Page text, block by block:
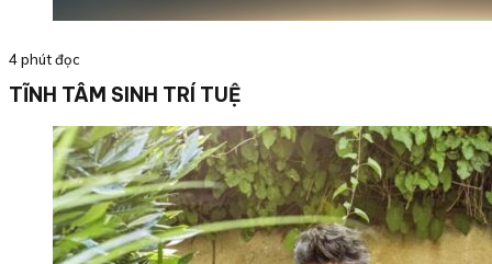
4 phút đọc
TĨNH TÂM SINH TRÍ TUỆ